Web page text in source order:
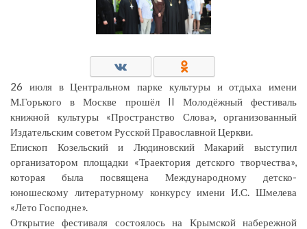
26 июля в Центральном парке культуры и отдыха имени
М.Горького в Москве прошёл II Молодёжный фестиваль
книжной культуры «Пространство Слова», организованный
Издательским советом Русской Православной Церкви.
Епископ Козельский и Людиновский Макарий выступил
организатором площадки «Траектория детского творчества»,
которая была посвящена Международному детско-
юношескому литературному конкурсу имени И.С. Шмелева
«Лето Господне».
Открытие фестиваля состоялось на Крымской набережной